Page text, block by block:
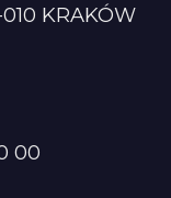
KRAKÓW
00